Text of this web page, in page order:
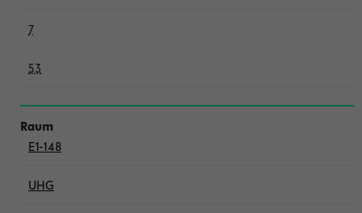
7
53
E1-148
UHG